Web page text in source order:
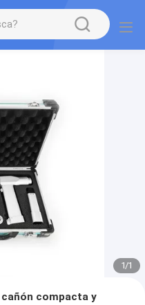
1/1
compacta y